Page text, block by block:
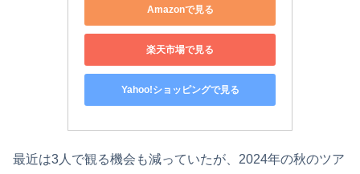
Amazonで見る
楽天市場で見る
Yahoo!ショッピングで見る
最近は3人で観る機会も減っていたが、2024年の秋のツア